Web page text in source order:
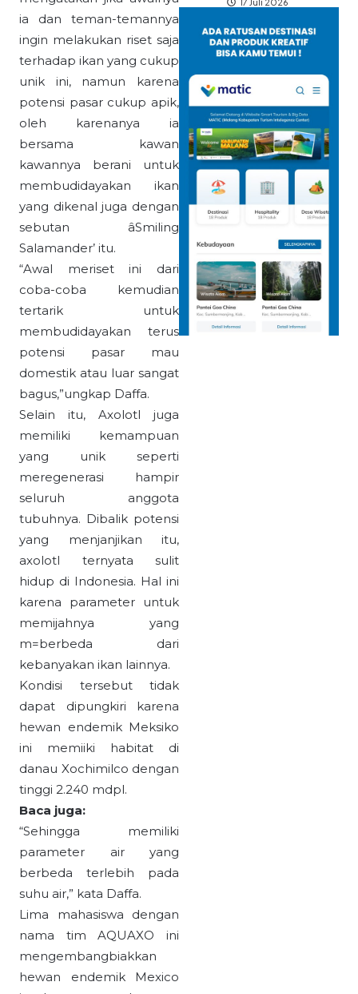
ia dan teman-temannya
ingin melakukan riset saja
terhadap ikan yang cukup
unik ini, namun karena
potensi pasar cukup apik,
oleh karenanya ia
bersama kawan
kawannya berani untuk
membudidayakan ikan
yang dikenal juga dengan
sebutan âSmiling
Salamander’ itu.
“Awal meriset ini dari
coba-coba kemudian
tertarik untuk
membudidayakan terus
potensi pasar mau
domestik atau luar sangat
bagus,”ungkap Daffa.
Selain itu, Axolotl juga
memiliki kemampuan
yang unik seperti
meregenerasi hampir
seluruh anggota
tubuhnya. Dibalik potensi
yang menjanjikan itu,
axolotl ternyata sulit
hidup di Indonesia. Hal ini
karena parameter untuk
memijahnya yang
m=berbeda dari
kebanyakan ikan lainnya.
Kondisi tersebut tidak
dapat dipungkiri karena
hewan endemik Meksiko
ini memiiki habitat di
danau Xochimilco dengan
tinggi 2.240 mdpl.
Baca juga:
“Sehingga memiliki
parameter air yang
berbeda terlebih pada
suhu air,” kata Daffa.
Lima mahasiswa dengan
nama tim AQUAXO ini
mengembangbiakkan
hewan endemik Mexico
17 Juli 2026